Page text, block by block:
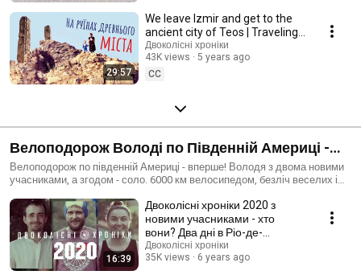
29:57
We leave Izmir and get to the
ancient city of Teos | Traveling
by bicycle in Turkey (№159)
Двоколісні хроніки
43K views
5 years ago
CC
Велоподорож Володі по Південній Америці -
Двоколісні хроніки 2020
Велоподорож по південній Америці - вперше! Володя з двома новими
учасниками, а згодом - соло. 6000 км велосипедом, безліч веселих і
вражаючі краєвиди, які можна побачити лише там... Це Двоколісні
хроніки 2020!
16:39
Двоколісні хроніки 2020 з
новими учасниками - хто
вони? Два дні в Ріо-де-
Жанейро (№122)
Двоколісні хроніки
35K views
6 years ago